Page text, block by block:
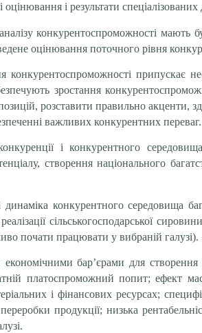
оцінювання і результати
конкурентоспроможності мають
оцінювання поточного рівня
конкурентоспроможності припускає
зростання
розставити правильно акценти,
важливих конкурентних переваг.
і конкурентного
створення національного
конкурентного середовища
сільськогосподарської
почати працювати у вибраній галузі).
бар’єрами для створення
платоспроможний попит; ефект
і фінансових ресурсах;
продукції; низька